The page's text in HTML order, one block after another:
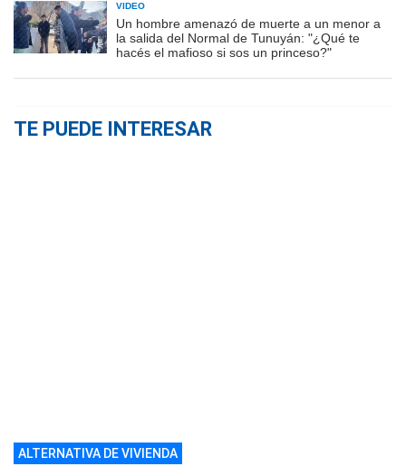
VIDEO
Un hombre amenazó de muerte a un menor a
la salida del Normal de Tunuyán: "¿Qué te
hacés el mafioso si sos un princeso?"
TE PUEDE INTERESAR
ALTERNATIVA DE VIVIENDA